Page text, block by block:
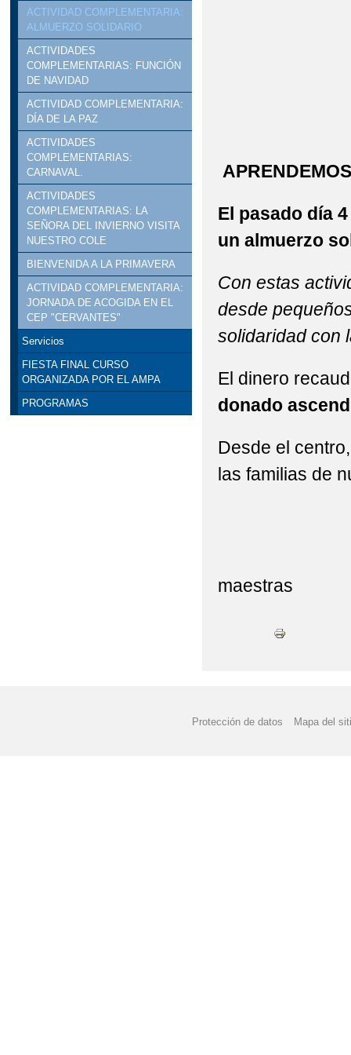
ACTIVIDAD COMPLEMENTARIA:
ALMUERZO SOLIDARIO
ACTIVIDADES
COMPLEMENTARIAS: FUNCIÓN
DE NAVIDAD
ACTIVIDAD COMPLEMENTARIA:
DÍA DE LA PAZ
ACTIVIDADES
COMPLEMENTARIAS:
CARNAVAL.
ACTIVIDADES
COMPLEMENTARIAS: LA
SEÑORA DEL INVIERNO VISITA
NUESTRO COLE
BIENVENIDA A LA PRIMAVERA
ACTIVIDAD COMPLEMENTARIA:
JORNADA DE ACOGIDA EN EL
CEP "CERVANTES"
Servicios
FIESTA FINAL CURSO
ORGANIZADA POR EL AMPA
PROGRAMAS
El pasado día
un almuerzo
Con estas
desde
solidaridad con
El dinero
donado
Desde el
las familias de
maestras
Protección de datos Mapa del